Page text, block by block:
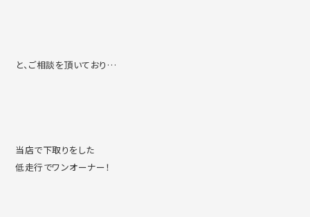
と、ご相談を頂いており…
当店で下取りをした
低走行でワンオーナー！